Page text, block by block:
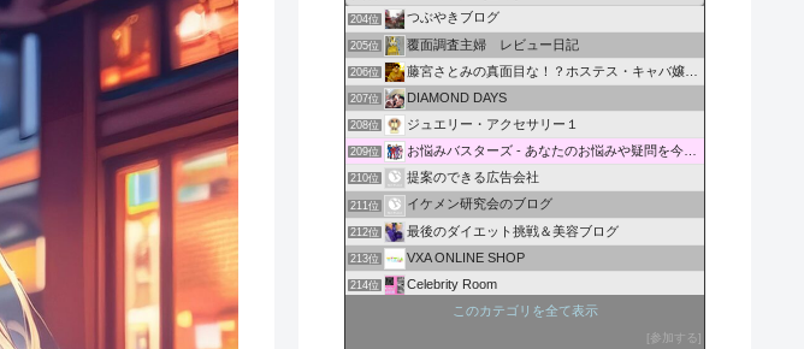
204位 つぶやきブログ
205位 覆面調査主婦 レビュー日記
206位 藤宮さとみの真面目な！？ホステス・キャバ嬢ブログ
207位 DIAMOND DAYS
208位 ジュエリー・アクセサリー１
209位 お悩みバスターズ - あなたのお悩みや疑問を今すぐ解決！
210位 提案のできる広告会社
211位 イケメン研究会のブログ
212位 最後のダイエット挑戦＆美容ブログ
213位 VXA ONLINE SHOP
214位 Celebrity Room
才色兼備！女子力100％！アラサー女子の綺麗の秘訣
このカテゴリを全て表示
参加する